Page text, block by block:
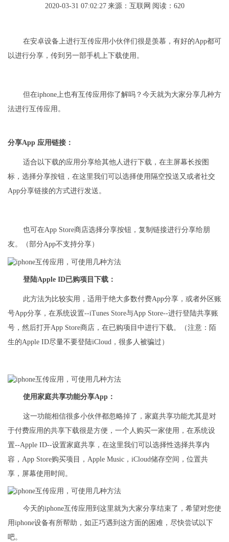
2020-03-31 07:02:27 来源：互联网 阅读：620
在安卓设备上进行互传应用小伙伴们很是羡慕，有好的App都可
以进行分享，传到另一部手机上下载使用。
但在iphone上也有互传应用你了解吗？今天就为大家分享几种方
法进行互传应用。
分享App 应用链接：
适合以下载的应用分享给其他人进行下载，在主屏幕长按图
标，选择分享按钮，在这里我们可以选择使用隔空投送又或者社交
App分享链接的方式进行发送。
也可在App Store商店选择分享按钮，复制链接进行分享给朋
友。（部分App不支持分享）
登陆Apple ID已购项目下载：
此方法为比较实用，适用于绝大多数付费App分享，或者外区账
号App分享，在系统设置--iTunes Store与App Store--进行登陆共享账
号，然后打开App Store商店，在已购项目中进行下载。（注意：陌
生的Apple ID尽量不要登陆iCloud，很多人被骗过）
使用家庭共享功能分享App：
这一功能相信很多小伙伴都忽略掉了，家庭共享功能尤其是对
于付费应用的共享下载很是方便，一个人购买一家使用，在系统设
置--Apple ID--设置家庭共享，在这里我们可以选择性选择共享内
容，App Store购买项目，Apple Music，iCloud储存空间，位置共
享，屏幕使用时间。
今天的iphone互传应用到这里就为大家分享结束了，希望对您使
用iphone设备有所帮助，如正巧遇到这方面的困难，尽快尝试以下
吧。